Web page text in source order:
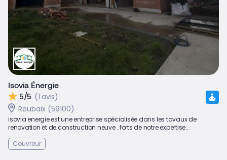
Isovia Énergie
5/5 (1 avis)
Roubaix (59100)
isovia energie est une entreprise spécialisée dans les tavaux de
renovation et de construction neuve . forts de notre expertise...
Couvreur